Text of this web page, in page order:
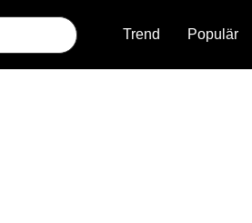
Trend Populär